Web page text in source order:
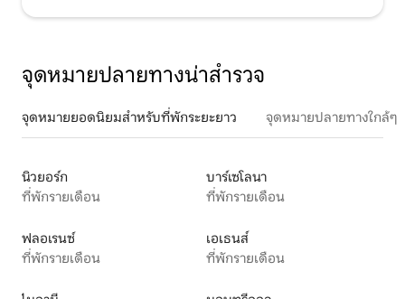
จุดหมายปลายทางน่าสำรวจ
จุดหมายยอดนิยมสำหรับที่พักระยะยาว จุดหมายปลายทางใกล้ๆ
นิวยอร์ก
ที่พักรายเดือน
บาร์เซโลนา
ที่พักรายเดือน
ฟลอเรนซ์
ที่พักรายเดือน
เอเธนส์
ที่พักรายเดือน